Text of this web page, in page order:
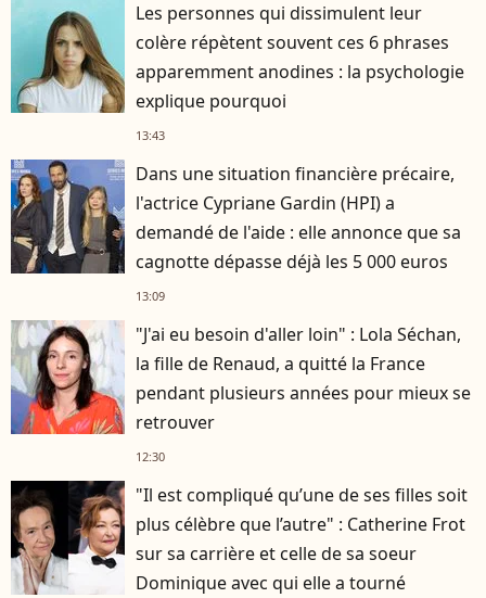
Les personnes qui dissimulent leur
colère répètent souvent ces 6 phrases
apparemment anodines : la psychologie
explique pourquoi
13:43
Dans une situation financière précaire,
l'actrice Cypriane Gardin (HPI) a
demandé de l'aide : elle annonce que sa
cagnotte dépasse déjà les 5 000 euros
13:09
"J'ai eu besoin d'aller loin" : Lola Séchan,
la fille de Renaud, a quitté la France
pendant plusieurs années pour mieux se
retrouver
12:30
"Il est compliqué qu’une de ses filles soit
plus célèbre que l’autre" : Catherine Frot
sur sa carrière et celle de sa soeur
Dominique avec qui elle a tourné